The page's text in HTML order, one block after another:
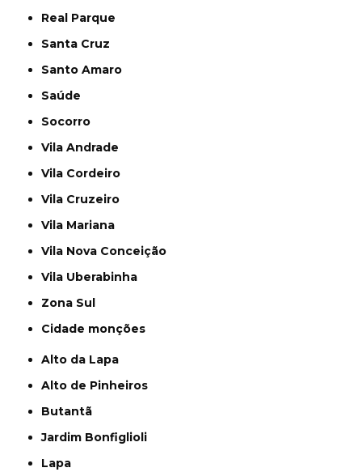
Real Parque
Santa Cruz
Santo Amaro
Saúde
Socorro
Vila Andrade
Vila Cordeiro
Vila Cruzeiro
Vila Mariana
Vila Nova Conceição
Vila Uberabinha
Zona Sul
cidade monções
Alto da Lapa
Alto de Pinheiros
Butantã
Jardim Bonfiglioli
Lapa